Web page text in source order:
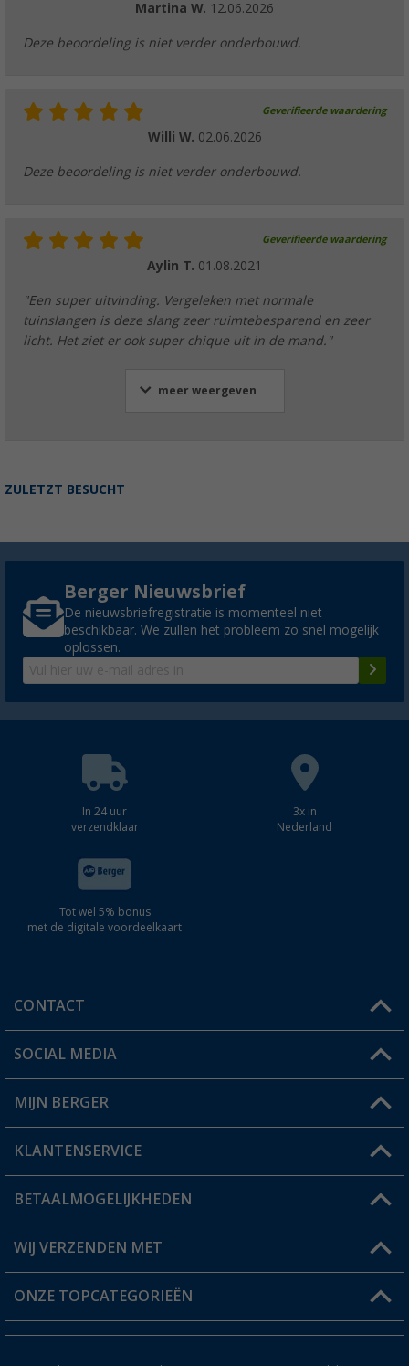
Martina W. 12.06.2026
Deze beoordeling is niet verder onderbouwd.
Geverifieerde waardering
Willi W. 02.06.2026
Deze beoordeling is niet verder onderbouwd.
Geverifieerde waardering
Aylin T. 01.08.2021
"Een super uitvinding. Vergeleken met normale
tuinslangen is deze slang zeer ruimtebesparend en zeer
licht. Het ziet er ook super chique uit in de mand."
meer weergeven
ZULETZT BESUCHT
Berger Nieuwsbrief
De nieuwsbriefregistratie is momenteel niet
beschikbaar. We zullen het probleem zo snel mogelijk
oplossen.
In 24 uur
verzendklaar
3x in
Nederland
Tot wel 5% bonus
met de digitale voordeelkaart
CONTACT
Een vraag?
Winkel vinden
SOCIAL MEDIA
MIJN BERGER
Mijn account
Status bestelling
Verlanglijstje
KLANTENSERVICE
FAQ & Contact
Verzendinformatie
Catalogus
BETAALMOGELIJKHEDEN
WIJ VERZENDEN MET
ONZE TOPCATEGORIEËN